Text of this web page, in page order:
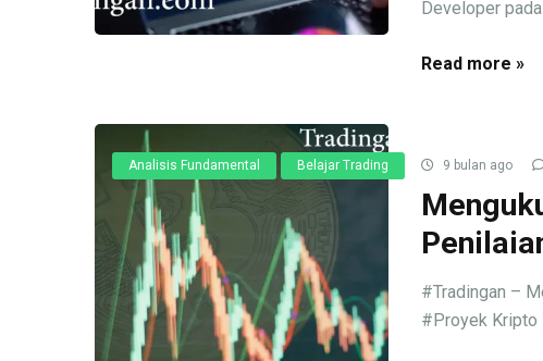
Developer
Read more »
Analisis Fundamental Belajar Trading 9 bulan ago
#Tradingan –
#Proyek Kripto